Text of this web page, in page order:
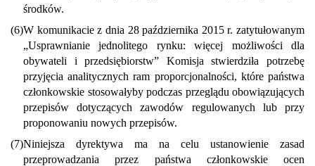
środków.
(6)W komunikacie z dnia 28 października 2015 r. zatytułowanym
„Usprawnianie jednolitego rynku: więcej możliwości dla
obywateli i przedsiębiorstw” Komisja stwierdziła potrzebę
przyjęcia analitycznych ram proporcjonalności, które państwa
członkowskie stosowałyby podczas przeglądu obowiązujących
przepisów dotyczących zawodów regulowanych lub przy
proponowaniu nowych przepisów.
(7)Niniejsza dyrektywa ma na celu ustanowienie zasad
przeprowadzania przez państwa członkowskie ocen